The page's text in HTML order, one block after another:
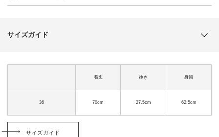
サイズガイド
着丈 ゆき 身幅
36 70cm 27.5cm 62.5cm
サイズガイド